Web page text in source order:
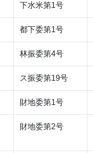
下水米第1号
都下委第1号
林振委第4号
ス振委第19号
財地委第1号
財地委第2号